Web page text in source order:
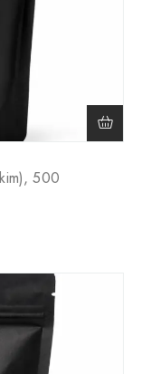
500